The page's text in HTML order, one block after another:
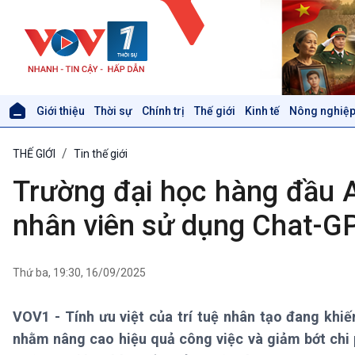
Giới thiệu Thời sự Chính trị Thế giới Kinh tế Nông
Thời sự 12h
Thời sự 18h
Thời sự 21h30
Bản tin
Xã hội
Tin Đời sống & Xã hội
Khoa học & Công nghệ
Tin Khoa học & Công nghệ
THẾ GIỚI Tin thế giới
Trường đại học hàng đầu
nhân viên sử dụng Chat-
Thứ ba, 19:30, 16/09/2025
VOV1 - Tính ưu việt của trí tuệ nhân tạo đang
nhằm nâng cao hiệu quả công việc và giảm bớt